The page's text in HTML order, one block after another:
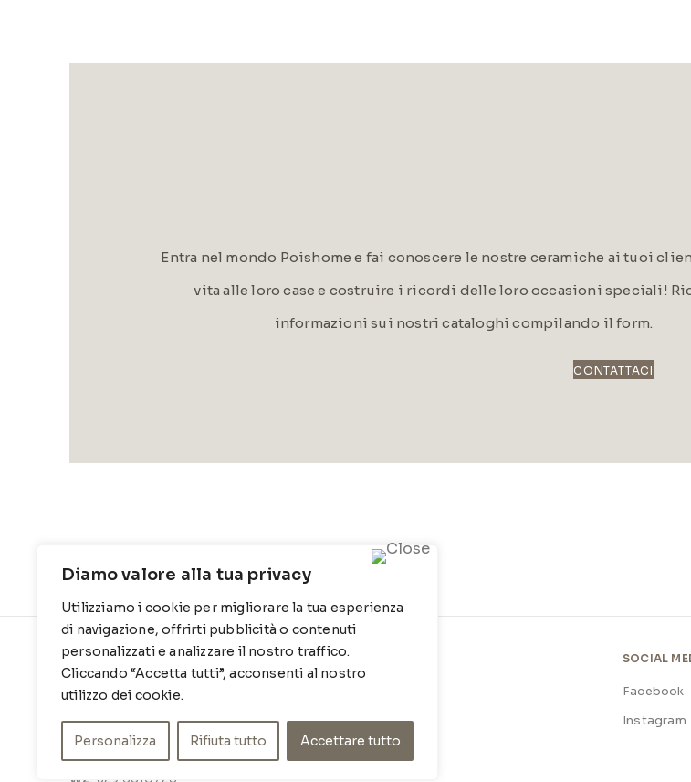
Diamo valore alla tua privacy
Utilizziamo i cookie per migliorare la tua esperienza
di navigazione, offrirti pubblicità o contenuti
personalizzati e analizzare il nostro traffico.
Cliccando “Accetta tutti”, acconsenti al nostro
utilizzo dei cookie.
Personalizza Rifiuta tutto Accettare tutto
Entra nel mondo Poishome e fai conoscere le nostre ceramiche ai tuoi
vita alle loro case e costruire i ricordi delle loro occasioni speciali!
informazioni sui nostri cataloghi compilando il form.
CONTATTACI
CONTATTI
Contrada Locosantissimo 1316 - 70044
T: 080 917 78 89
WZ : 329 6510725
INFO
Cookie Policy
Privacy Policy
SOCIAL
Facebook
Instagram